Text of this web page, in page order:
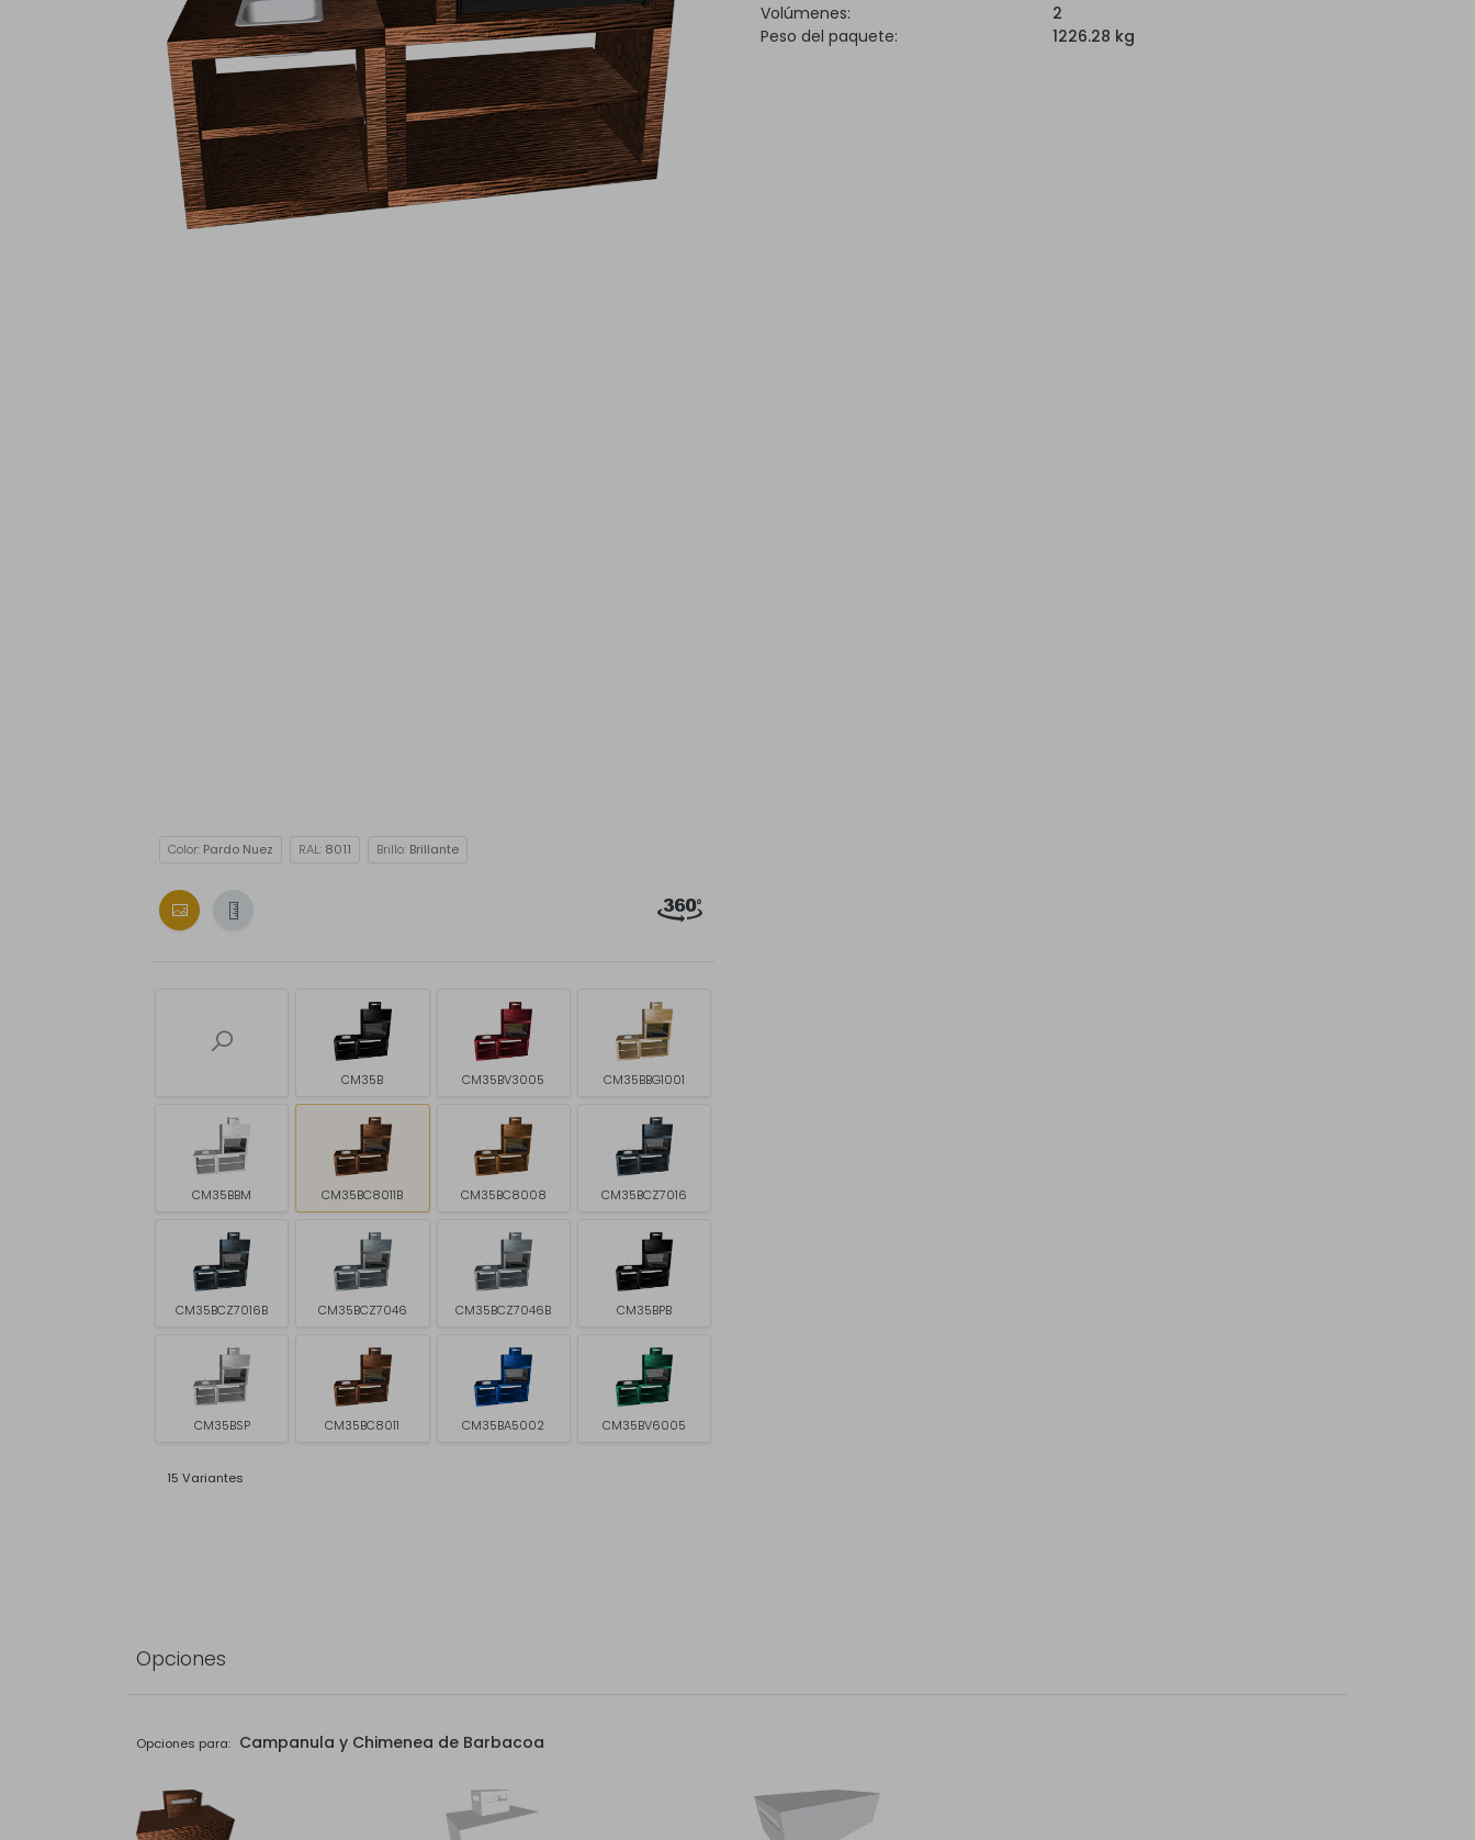
Color: Pardo Nuez RAL: 8011 Brillo: Brillante
CM35B CM35BV3005 CM35BBG1001
CM35BBM CM35BC8011B CM35BC8008 CM35BCZ7016
CM35BCZ7016B CM35BCZ7046 CM35BCZ7046B CM35BPB
CM35BSP CM35BC8011 CM35BA5002 CM35BV6005
15 Variantes
Volúmenes:
2
Peso del paquete:
1226.28 kg
Opciones
Opciones para: Campanula y Chimenea de Barbacoa